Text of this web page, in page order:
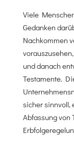
Viele
Gedanken
Nachkommen
und danach
Testamente.
sicher sinnvoll,
Abfassung von